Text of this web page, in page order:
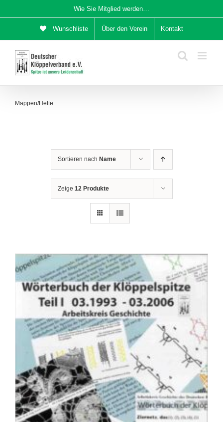
Inhalt
Wie Sie Mitglied werden…
Wunschliste Über den Verein Kontakt
Mappen/Hefte
Sortieren nach Name
Zeige 12 Produkte